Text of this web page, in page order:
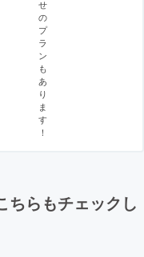
せ
の
プ
ラ
ン
も
あ
り
ま
す
！
ちらもチェックし